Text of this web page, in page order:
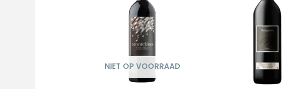
NIET OP VOORRAAD